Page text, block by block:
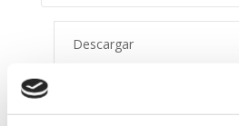
Descargar